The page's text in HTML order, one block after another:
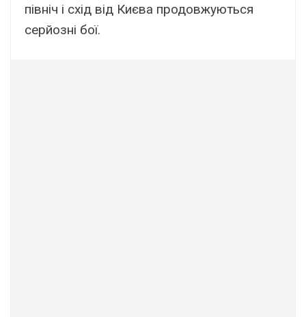
північ і схід від Києва продовжуються
серйозні бої.